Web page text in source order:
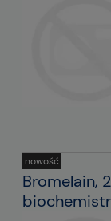
Bromelain,
nowość